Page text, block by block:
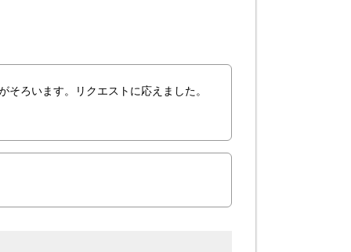
ろいます。リクエストに応えました。